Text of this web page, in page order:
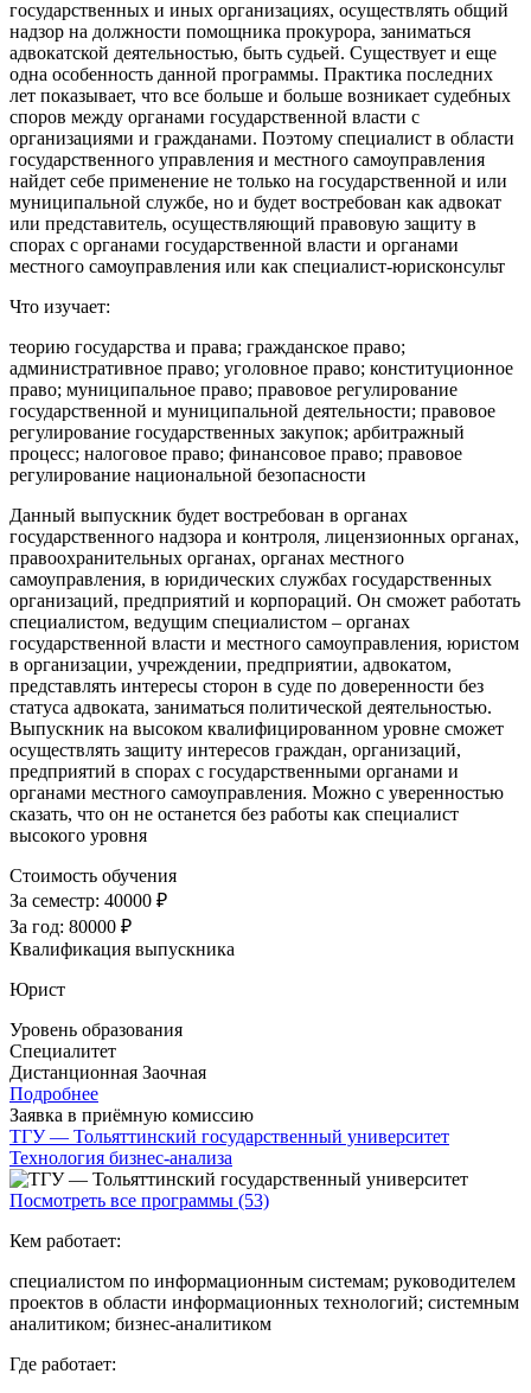
государственных и иных организациях, осуществлять общий
надзор на должности помощника прокурора, заниматься
адвокатской деятельностью, быть судьей. Существует и еще
одна особенность данной программы. Практика последних
лет показывает, что все больше и больше возникает судебных
споров между органами государственной власти с
организациями и гражданами. Поэтому специалист в области
государственного управления и местного самоуправления
найдет себе применение не только на государственной и или
муниципальной службе, но и будет востребован как адвокат
или представитель, осуществляющий правовую защиту в
спорах с органами государственной власти и органами
местного самоуправления или как специалист-юрисконсульт
Что изучает:
теорию государства и права; гражданское право;
административное право; уголовное право; конституционное
право; муниципальное право; правовое регулирование
государственной и муниципальной деятельности; правовое
регулирование государственных закупок; арбитражный
процесс; налоговое право; финансовое право; правовое
регулирование национальной безопасности
Данный выпускник будет востребован в органах
государственного надзора и контроля, лицензионных органах,
правоохранительных органах, органах местного
самоуправления, в юридических службах государственных
организаций, предприятий и корпораций. Он сможет работать
специалистом, ведущим специалистом – органах
государственной власти и местного самоуправления, юристом
в организации, учреждении, предприятии, адвокатом,
представлять интересы сторон в суде по доверенности без
статуса адвоката, заниматься политической деятельностью.
Выпускник на высоком квалифицированном уровне сможет
осуществлять защиту интересов граждан, организаций,
предприятий в спорах с государственными органами и
органами местного самоуправления. Можно с уверенностью
сказать, что он не останется без работы как специалист
высокого уровня
Стоимость обучения
За семестр: 40000 ₽
За год: 80000 ₽
Квалификация выпускника
Юрист
Уровень образования
Специалитет
Дистанционная Заочная
Подробнее
Заявка в приёмную комиссию
ТГУ — Тольяттинский государственный университет
Технология бизнес-анализа
Посмотреть все программы (53)
Кем работает:
специалистом по информационным системам; руководителем
проектов в области информационных технологий; системным
аналитиком; бизнес-аналитиком
Где работает: